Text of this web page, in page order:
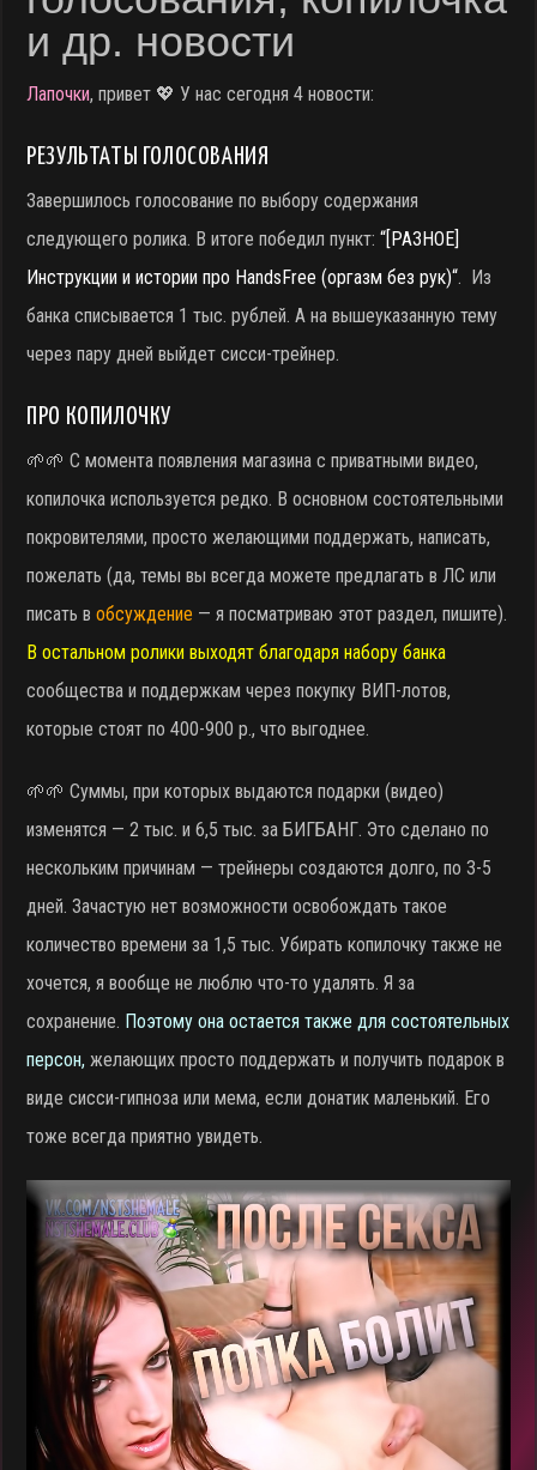
и др. новости
Лапочки, привет 💖 У нас сегодня 4 новости:
РЕЗУЛЬТАТЫ ГОЛОСОВАНИЯ
Завершилось голосование по выбору содержания
следующего ролика. В итоге победил пункт:“[РАЗНОЕ]
Инструкции и истории про HandsFree (оргазм без рук)“. Из
банка списывается 1 тыс. рублей. А на вышеуказанную тему
через пару дней выйдет сисси-трейнер.
ПРО КОПИЛОЧКУ
🌱🌱 С момента появления магазина с приватными видео,
копилочка используется редко. В основном состоятельными
покровителями, просто желающими поддержать, написать,
пожелать (да, темы вы всегда можете предлагать в ЛС или
писать вобсуждение — я посматриваю этот раздел, пишите).
В остальном ролики выходят благодаря набору банка
сообщества и поддержкам через покупку ВИП-лотов,
которые стоят по 400-900 р., что выгоднее.
🌱🌱 Суммы, при которых выдаются подарки (видео)
изменятся — 2 тыс. и 6,5 тыс. за БИГБАНГ. Это сделано по
нескольким причинам — трейнеры создаются долго, по 3-5
дней. Зачастую нет возможности освобождать такое
количество времени за 1,5 тыс. Убирать копилочку также не
хочется, я вообще не люблю что-то удалять. Я за
сохранение. Поэтому она остается также для состоятельных
персон, желающих просто поддержать и получить подарок в
виде сисси-гипноза или мема, если донатик маленький. Его
тоже всегда приятно увидеть.